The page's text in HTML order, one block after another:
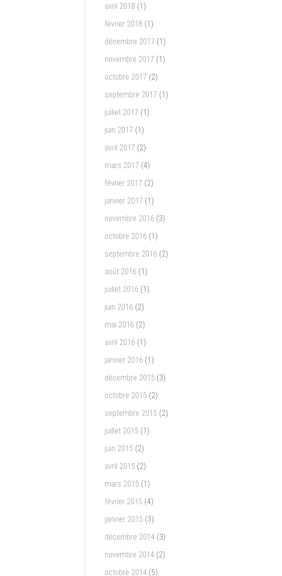
avril 2018 (1)
février 2018 (1)
décembre 2017 (1)
novembre 2017 (1)
octobre 2017 (2)
septembre 2017 (1)
juillet 2017 (1)
juin 2017 (1)
avril 2017 (2)
mars 2017 (4)
février 2017 (2)
janvier 2017 (1)
novembre 2016 (3)
octobre 2016 (1)
septembre 2016 (2)
août 2016 (1)
juillet 2016 (1)
juin 2016 (2)
mai 2016 (2)
avril 2016 (1)
janvier 2016 (1)
décembre 2015 (3)
octobre 2015 (2)
septembre 2015 (2)
juillet 2015 (1)
juin 2015 (2)
avril 2015 (2)
mars 2015 (1)
février 2015 (4)
janvier 2015 (3)
décembre 2014 (3)
novembre 2014 (2)
octobre 2014 (5)